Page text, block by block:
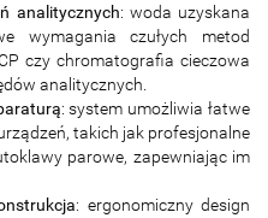
analitycznych: woda uzyskana
wymagania czułych metod
czy chromatografia cieczowa
analitycznych.
: system umożliwia łatwe
takich jak profesjonalne
parowe, zapewniając im
: ergonomiczny design